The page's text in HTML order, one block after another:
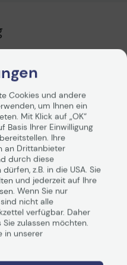
Statten Sie sich
für Ihr Notebook aus, so
für zu Hause oder
von Dell ist
Ihres
den leistungsstarken
Ihr System zum
Aufladen des Akkus an
Das Netzkabel (2 m)
Cookies und andere
um Ihnen ein
Mit Klick auf „OK“
Basis Ihrer Einwilligung
Ihre
an Drittanbieter
durch diese
z.B. in die USA. Sie
und jederzeit auf Ihre
Wenn Sie nur
nicht alle
verfügbar. Daher
zulassen möchten.
in unserer